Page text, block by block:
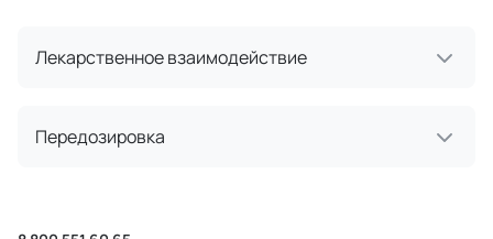
Лекарственное взаимодействие
Передозировка